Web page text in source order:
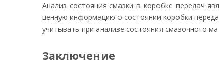
Анализ состояния смазки в коробке передач
ценную информацию о состоянии коробки
учитывать при анализе состояния смазочного
Заключение